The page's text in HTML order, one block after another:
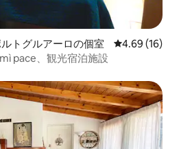
トグルアーロの個室 レビュー16
4.69 (16)
pace、観光宿泊施設